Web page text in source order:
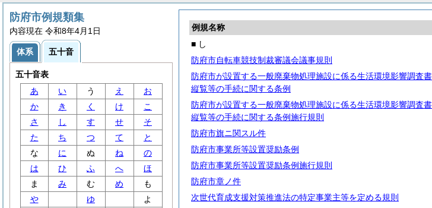
例規名称
■ し
防府市自転車競技制裁審議会議事規則
防府市が設置する一般廃棄物処理施設に係る生活環境影響調査
縦覧等の手続に関する条例
防府市が設置する一般廃棄物処理施設に係る生活環境影響調査
縦覧等の手続に関する条例施行規則
防府市旗ニ関スル件
防府市事業所等設置奨励条例
防府市事業所等設置奨励条例施行規則
防府市章ノ件
次世代育成支援対策推進法の特定事業主等を定める規則
防府市例規類集
内容現在 令和8年4月1日
体系 五十音
五十音表
あ
い う え
お
か
き く け
こ
さ
し す せ
そ
た
ち つ て
と
な
に ぬ ね
の
は
ひ ふ へ
ほ
ま
み む め
も
や
ゆ
よ